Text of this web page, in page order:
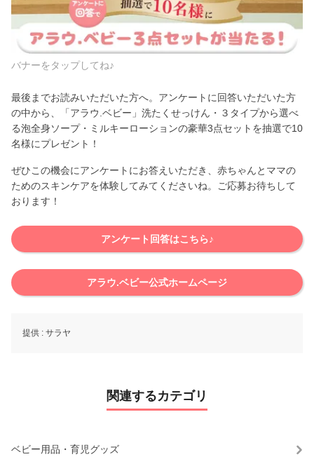
バナーをタップしてね♪
最後までお読みいただいた方へ。アンケートに回答いただいた方
の中から、「アラウ.ベビー」洗たくせっけん・３タイプから選べ
る泡全身ソープ・ミルキーローションの豪華3点セットを抽選で10
名様にプレゼント！
ぜひこの機会にアンケートにお答えいただき、赤ちゃんとママの
ためのスキンケアを体験してみてくださいね。ご応募お待ちして
おります！
アンケート回答はこちら♪
アラウ.ベビー公式ホームページ
提供 : サラヤ
関連するカテゴリ
ベビー用品・育児グッズ